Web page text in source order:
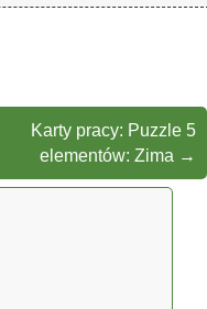
Karty pracy: Puzzle 5
elementów: Zima →